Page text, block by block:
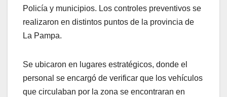
Policía y municipios. Los controles preventivos se
realizaron en distintos puntos de la provincia de
La Pampa.
Se ubicaron en lugares estratégicos, donde el
personal se encargó de verificar que los vehículos
que circulaban por la zona se encontraran en